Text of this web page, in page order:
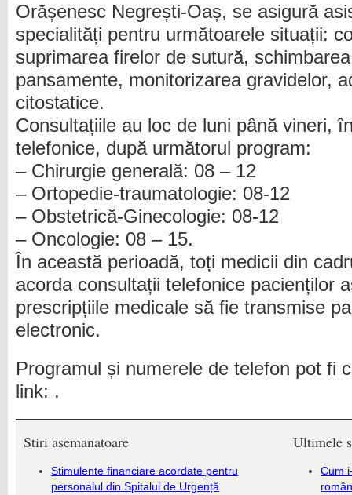
Orășenesc Negrești-Oaș, se asigură
specialități pentru următoarele situații:
suprimarea firelor de sutură,
pansamente, monitorizarea gravidelor,
citostatice.
Consultațiile au loc de luni până vineri,
telefonice, după următorul program:
– Chirurgie generală: 08 – 12
– Ortopedie-traumatologie: 08-12
– Obstetrică-Ginecologie: 08-12
– Oncologie: 08 – 15.
În această perioadă, toți medicii din
acorda consultații telefonice pacienților
prescripțiile medicale să fie transmise
electronic.
Programul și numerele de telefon pot fi
link: .
Stiri asemanatoare
Stimulente financiare acordate pentru
personalul din Spitalul de Urgență
Ultimele
Cum